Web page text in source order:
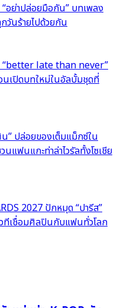
อย่าปล่อยมือกัน” บทเพลง
นร้ายไปด้วยกัน
“better late than never”
เปิดบทใหม่ในอัลบั้มชุดที่
” ปล่อยของเต็มแม็กซ์ใน
แฟนแกะท่าล่าไวรัลทั้งโซเชีย
2027 ปักหมุด “ปารีส”
ทีเชื่อมศิลปินกับแฟนทั่วโลก